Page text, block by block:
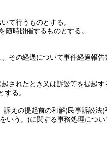
て行うものとする。
随時開催するものとする。
その経過について事件経過報告
されたとき又は訴訟等を提起
る。
、訴えの提起前の和解(民事訴訟法(
いう。)に関する事務処理につい